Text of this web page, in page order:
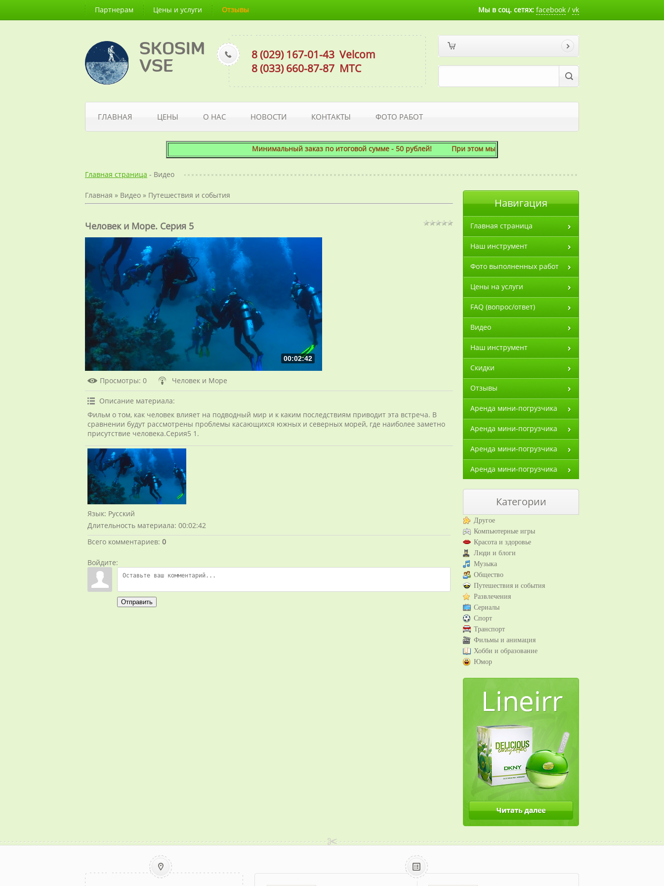
Партнерам Цены и услуги Отзывы Мы в соц. сетях: facebook / vk
SKOSIM
VSE
8 (029) 167-01-43 Velcom
8 (033) 660-87-87 МТС
ГЛАВНАЯ ЦЕНЫ О НАС НОВОСТИ КОНТАКТЫ ФОТО РАБОТ
Минимальный заказ по итоговой сумме - 50 рублей! При этом мы готовы скосить даже 1 сотку!
Главная страница - Видео
Главная » Видео » Путешествия и события
Человек и Море. Серия 5
00:02:42
Просмотры: 0 Человек и Море
Описание материала:
Фильм о том, как человек влияет на подводный мир и к каким последствиям приводит эта встреча. В
сравнении будут рассмотрены проблемы касающихся южных и северных морей, где наиболее заметно
присутствие человека.Серия5 1.
Язык: Русский
Длительность материала: 00:02:42
Всего комментариев: 0
Войдите:
Отправить
Навигация
Главная страница
Наш инструмент
Фото выполненных работ
Цены на услуги
FAQ (вопрос/ответ)
Видео
Наш инструмент
Скидки
Отзывы
Аренда мини-погрузчика
Аренда мини-погрузчика
Аренда мини-погрузчика
Аренда мини-погрузчика
Категории
Другое
Компьютерные игры
Красота и здоровье
Люди и блоги
Музыка
Общество
Путешествия и события
Развлечения
Сериалы
Спорт
Транспорт
Фильмы и анимация
Хобби и образование
Юмор